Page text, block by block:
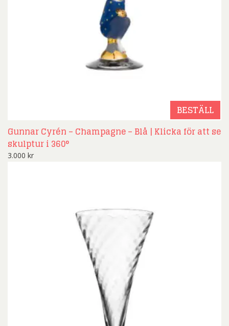
BESTÄLL
Gunnar Cyrén – Champagne – Blå | Klicka för att se
skulptur i 360°
3.000 kr